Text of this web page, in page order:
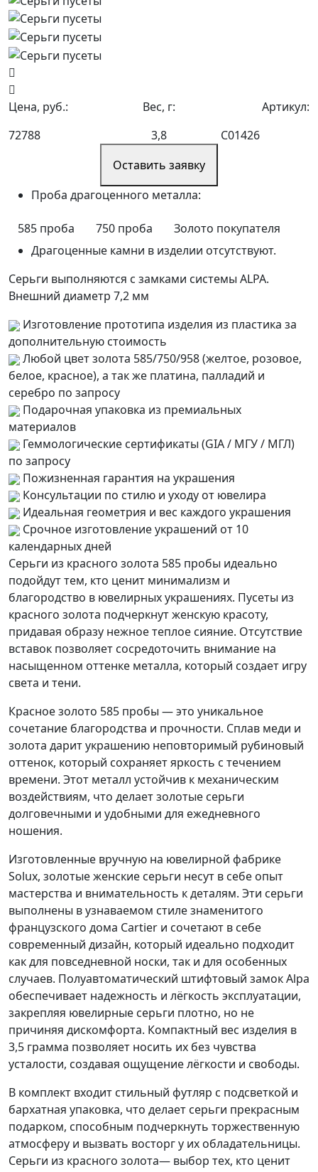
Цена, руб.:
72788
Вес, г:
3,8
Артикул:
С01426
Оставить заявку
Проба драгоценного металла:
585 проба 750 проба
Золото покупателя
Драгоценные камни в изделии отсутствуют.
Серьги выполняются с замками системы ALPA.
Внешний диаметр 7,2 мм
Изготовление прототипа изделия из пластика за
дополнительную стоимость
Любой цвет золота 585/750/958 (желтое, розовое,
белое, красное), а так же платина, палладий и
серебро по запросу
Подарочная упаковка из премиальных
материалов
Геммологические сертификаты (GIA / МГУ / МГЛ)
по запросу
Пожизненная гарантия на украшения
Консультации по стилю и уходу от ювелира
Идеальная геометрия и вес каждого украшения
Срочное изготовление украшений от 10
календарных дней
Серьги из красного золота 585 пробы идеально
подойдут тем, кто ценит минимализм и
благородство в ювелирных украшениях. Пусеты из
красного золота подчеркнут женскую красоту,
придавая образу нежное теплое сияние. Отсутствие
вставок позволяет сосредоточить внимание на
насыщенном оттенке металла, который создает игру
света и тени.
Красное золото 585 пробы — это уникальное
сочетание благородства и прочности. Сплав меди и
золота дарит украшению неповторимый рубиновый
оттенок, который сохраняет яркость с течением
времени. Этот металл устойчив к механическим
воздействиям, что делает золотые серьги
долговечными и удобными для ежедневного
ношения.
Изготовленные вручную на ювелирной фабрике
Solux, золотые женские серьги несут в себе опыт
мастерства и внимательность к деталям. Эти серьги
выполнены в узнаваемом стиле знаменитого
французского дома Cartier и сочетают в себе
современный дизайн, который идеально подходит
как для повседневной носки, так и для особенных
случаев. Полуавтоматический штифтовый замок Alpa
обеспечивает надежность и лёгкость эксплуатации,
закрепляя ювелирные серьги плотно, но не
причиняя дискомфорта. Компактный вес изделия в
3,5 грамма позволяет носить их без чувства
усталости, создавая ощущение лёгкости и свободы.
В комплект входит стильный футляр с подсветкой и
бархатная упаковка, что делает серьги прекрасным
подарком, способным подчеркнуть торжественную
атмосферу и вызвать восторг у их обладательницы.
Серьги из красного золота— выбор тех, кто ценит